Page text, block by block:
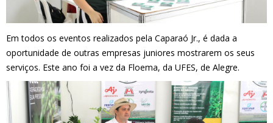
Em todos os eventos realizados pela Caparaó Jr., é dada a
oportunidade de outras empresas juniores mostrarem os seus
serviços. Este ano foi a vez da Floema, da UFES, de Alegre.